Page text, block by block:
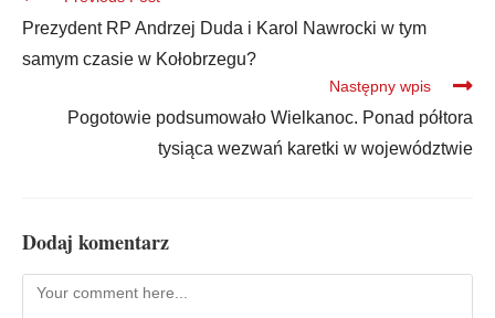
Prezydent RP Andrzej Duda i Karol Nawrocki w tym
samym czasie w Kołobrzegu?
Następny wpis
Pogotowie podsumowało Wielkanoc. Ponad półtora
tysiąca wezwań karetki w województwie
Dodaj komentarz